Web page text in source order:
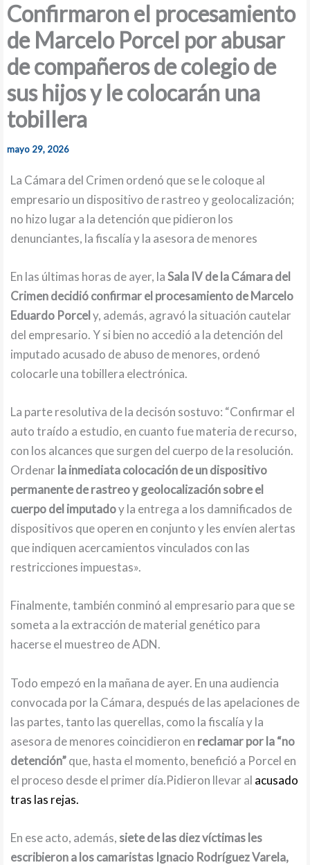
Confirmaron el procesamiento
de Marcelo Porcel por abusar
de compañeros de colegio de
sus hijos y le colocarán una
tobillera
mayo 29, 2026
La Cámara del Crimen ordenó que se le coloque al
empresario un dispositivo de rastreo y geolocalización;
no hizo lugar a la detención que pidieron los
denunciantes, la fiscalía y la asesora de menores
En las últimas horas de ayer, laSala IV de la Cámara del
Crimen decidió confirmar el procesamiento de Marcelo
Eduardo Porcely, además, agravó la situación cautelar
del empresario. Y si bien no accedió a la detención del
imputado acusado de abuso de menores, ordenó
colocarle una tobillera electrónica.
La parte resolutiva de la decisón sostuvo: “Confirmar el
auto traído a estudio, en cuanto fue materia de recurso,
con los alcances que surgen del cuerpo de la resolución.
Ordenar la inmediata colocación de un dispositivo
permanente de rastreo y geolocalización sobre el
cuerpo del imputadoy la entrega a los damnificados de
dispositivos que operen en conjunto y les envíen alertas
que indiquen acercamientos vinculados con las
restricciones impuestas».
Finalmente, también conminó al empresario para que se
someta a la extracción de material genético para
hacerse el muestreo de ADN.
Todo empezó en la mañana de ayer. En una audiencia
convocada por la Cámara, después de las apelaciones de
las partes, tanto las querellas, como la fiscalía y la
asesora de menores coincidieron en reclamar por la “no
detención”que, hasta el momento, benefició a Porcel en
el proceso desde el primer día.Pidieron llevar al acusado
tras las rejas.
En ese acto, además, siete de las diez víctimas les
escribieron a los camaristas Ignacio Rodríguez Varela,